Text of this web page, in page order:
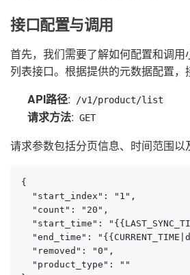
接口配置与调用
首先，我们需要了解如何配置和调
列表接口。根据提供的元数据配置，
API路径: /v1/product/list
请求方法: GET
请求参数包括分页信息、时间范围以
{
  "start_index": "1",
  "count": "20",
"start_time":
"end_time":
  "removed": "0",
  "product_type": ""